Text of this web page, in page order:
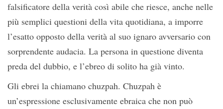
falsificatore della verità così abile che riesce, anche nelle
più semplici questioni della vita quotidiana, a imporre
l’esatto opposto della verità al suo ignaro avversario con
sorprendente audacia. La persona in questione diventa
preda del dubbio, e l’ebreo di solito ha già vinto.
Gli ebrei la chiamano chuzpah. Chuzpah è
un’espressione esclusivamente ebraica che non può